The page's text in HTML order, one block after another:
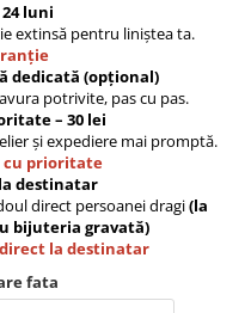
luni
extinsă pentru liniștea ta.
dedicată (opțional)
potrivite, pas cu pas.
– 30 lei
și expediere mai promptă.
cu prioritate
destinatar
direct persoanei dragi(la
bijuteria gravată)
la destinatar
fata